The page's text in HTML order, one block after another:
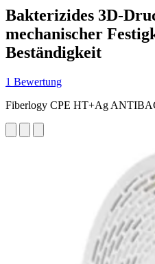
Bakterizides 3D-
mechanischer
Beständigkeit
1 Bewertung
Fiberlogy CPE HT+Ag